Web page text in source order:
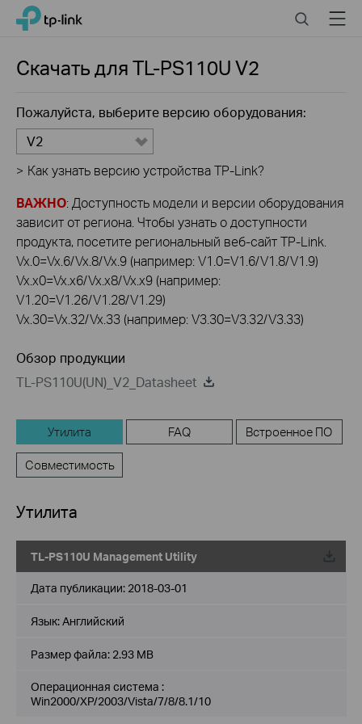
Click
navigation
TP-Link, Reliably Smart SearchMenu
Скачать дляTL-PS110UV2
Пожалуйста, выберите версию оборудования:
V2
> Как узнать версию устройства TP-Link?
ВАЖНО: Доступность модели и версии оборудования
зависит от региона. Чтобы узнать о доступности
продукта, посетите региональный веб-сайт TP-Link.
Vx.0=Vx.6/Vx.8/Vx.9 (например: V1.0=V1.6/V1.8/V1.9)
Vx.x0=Vx.x6/Vx.x8/Vx.x9 (например:
V1.20=V1.26/V1.28/V1.29)
Vx.30=Vx.32/Vx.33 (например: V3.30=V3.32/V3.33)
Обзор продукции
TL-PS110U(UN)_V2_Datasheet
Утилита FAQ Встроенное ПО
Совместимость
Утилита
TL-PS110U Management Utility
Дата публикации: 2018-03-01
Язык:Английский
Размер файла: 2.93 MB
Операционная система :
Win2000/XP/2003/Vista/7/8/8.1/10